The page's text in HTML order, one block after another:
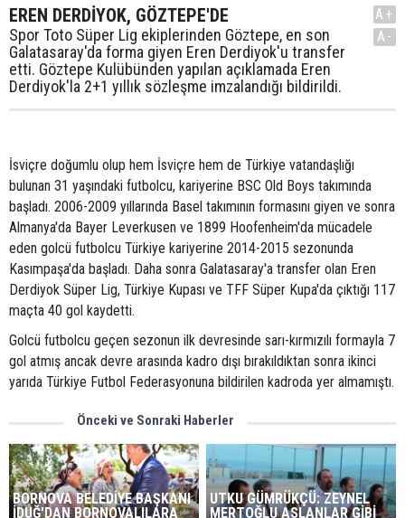
EREN DERDİYOK, GÖZTEPE'DE
Spor Toto Süper Lig ekiplerinden Göztepe, en son
Galatasaray'da forma giyen Eren Derdiyok'u transfer
etti. Göztepe Kulübünden yapılan açıklamada Eren
Derdiyok'la 2+1 yıllık sözleşme imzalandığı bildirildi.
A+
A-
İsviçre doğumlu olup hem İsviçre hem de Türkiye vatandaşlığı
bulunan 31 yaşındaki futbolcu, kariyerine BSC Old Boys takımında
başladı. 2006-2009 yıllarında Basel takımının formasını giyen ve sonra
Almanya'da Bayer Leverkusen ve 1899 Hoofenheim'da mücadele
eden golcü futbolcu Türkiye kariyerine 2014-2015 sezonunda
Kasımpaşa'da başladı. Daha sonra Galatasaray'a transfer olan Eren
Derdiyok Süper Lig, Türkiye Kupası ve TFF Süper Kupa'da çıktığı 117
maçta 40 gol kaydetti.
Golcü futbolcu geçen sezonun ilk devresinde sarı-kırmızılı formayla 7
gol atmış ancak devre arasında kadro dışı bırakıldıktan sonra ikinci
yarıda Türkiye Futbol Federasyonuna bildirilen kadroda yer almamıştı.
Önceki ve Sonraki Haberler
BORNOVA BELEDİYE BAŞKANI
İDUĞ'DAN BORNOVALILARA
UTKU GÜMRÜKÇÜ: ZEYNEL
MERTOĞLU ASLANLAR GİBİ